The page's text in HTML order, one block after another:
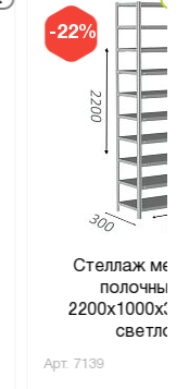
-22%
Стеллаж
полочный
светло-
Арт. 7139